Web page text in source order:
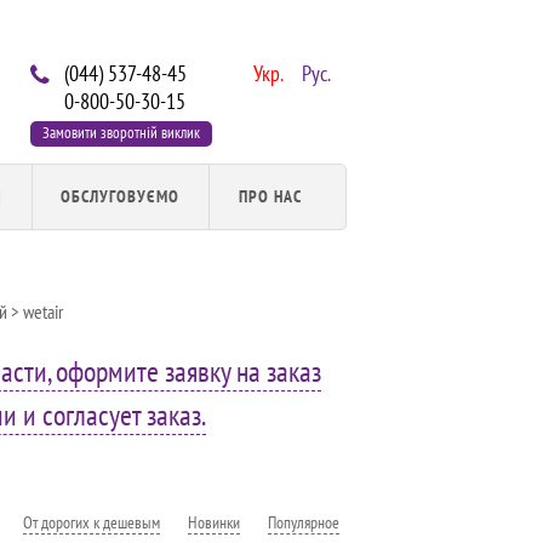
Укр. Рус.
(044) 537-48-45
0-800-50-30-15
Замовити зворотній виклик
ОБСЛУГОВУЄМО ПРО НАС
> wetair
оформите заявку на заказ
согласует заказ.
От дорогих к дешевым Новинки Популярное